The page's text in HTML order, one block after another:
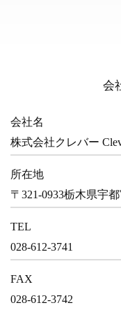
会
会社名
株式会社クレバー
所在地
〒321-0933栃木県宇
TEL
028-612-3741
FAX
028-612-3742